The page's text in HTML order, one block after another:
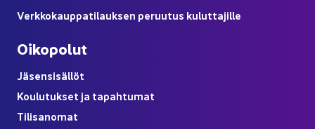
Verk­ko­kaup­pa­ti­lauk­sen pe­ruu­tus ku­lut­ta­jil­le
Oi­ko­po­lut
Jä­sen­si­säl­löt
Kou­lu­tuk­set ja ta­pah­tu­mat
Ti­li­sa­no­mat